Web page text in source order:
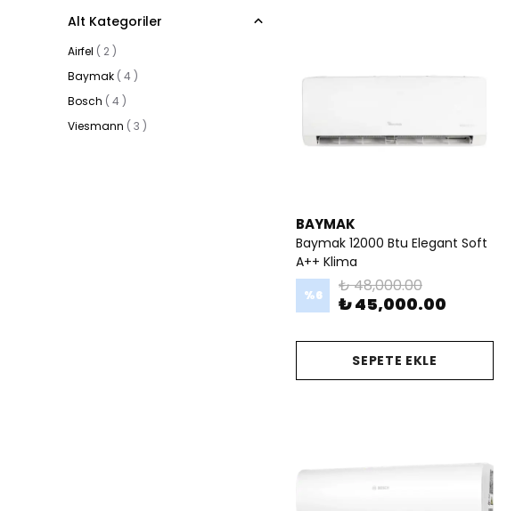
Alt Kategoriler
Airfel ( 2 )
Baymak ( 4 )
Bosch ( 4 )
Viesmann ( 3 )
BAYMAK
Baymak 12000 Btu Elegant Soft
A++ Klima
%6 ₺ 48,000.00
₺ 45,000.00
SEPETE EKLE